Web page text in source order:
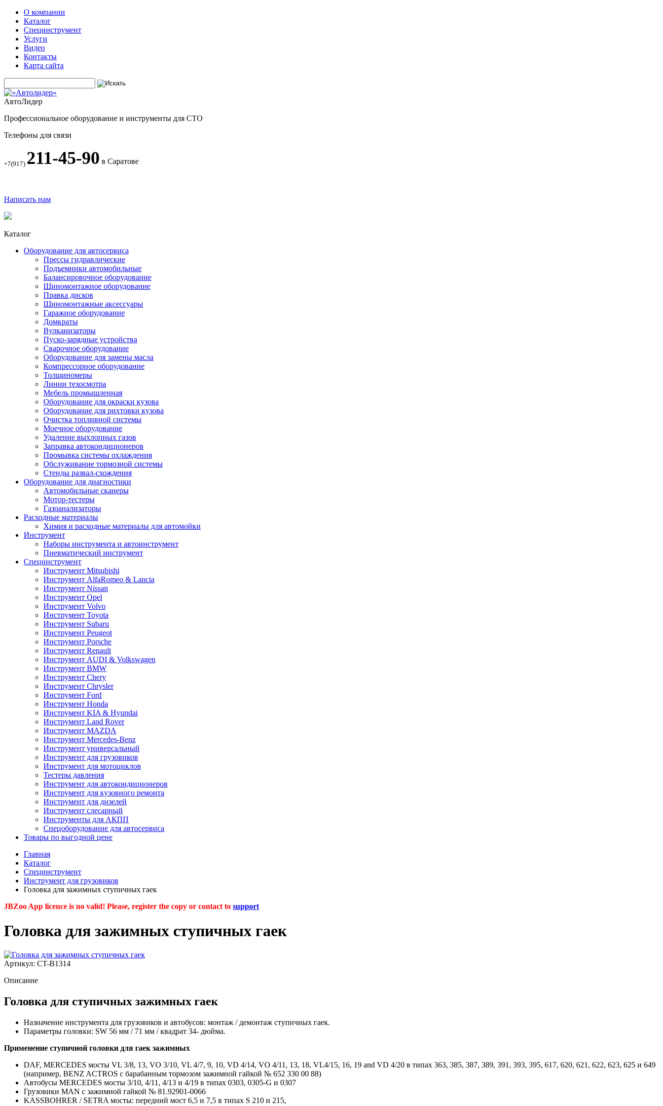
О компании
Каталог
Специнструмент
Услуги
Видео
Контакты
Карта сайта
АвтоЛидер
Профессиональное оборудование и инструменты для СТО
Телефоны для связи
+7(917) 211-45-90 в Саратове
Написать нам
Каталог
Оборудование для автосервиса
Прессы гидравлические
Подъемники автомобильные
Балансировочное оборудование
Шиномонтажное оборудование
Правка дисков
Шиномонтажные аксессуары
Гаражное оборудование
Домкраты
Вулканизаторы
Пуско-зарядные устройства
Сварочное оборудование
Оборудование для замены масла
Компрессорное оборудование
Толщиномеры
Линии техосмотра
Мебель промышленная
Оборудование для окраски кузова
Оборудование для рихтовки кузова
Очистка топливной системы
Моечное оборудование
Удаление выхлопных газов
Заправка автокондиционеров
Промывка системы охлаждения
Обслуживание тормозной системы
Стенды развал-схождения
Оборудование для диагностики
Автомобильные сканеры
Мотор-тестеры
Газоанализаторы
Расходные материалы
Химия и расходные материалы для автомойки
Инструмент
Наборы инструмента и автоинструмент
Пневматический инструмент
Специнструмент
Инструмент Mitsubishi
Инструмент AlfaRomeo & Lancia
Инструмент Nissan
Инструмент Opel
Инструмент Volvo
Инструмент Toyota
Инструмент Subaru
Инструмент Peugeot
Инструмент Porsche
Инструмент Renault
Инструмент AUDI & Volkswagen
Инструмент BMW
Инструмент Chery
Инструмент Chrysler
Инструмент Ford
Инструмент Honda
Инструмент KIA & Hyundai
Инструмент Land Rover
Инструмент MAZDA
Инструмент Mercedes-Benz
Инструмент универсальный
Инструмент для грузовиков
Инструмент для мотоциклов
Тестеры давления
Инструмент для автокондиционеров
Инструмент для кузовного ремонта
Инструмент для дизелей
Инструмент слесарный
Инструменты для АКПП
Спецоборудование для автосервиса
Товары по выгодной цене
Главная
Каталог
Специнструмент
Инструмент для грузовиков
Головка для зажимных ступичных гаек
JBZoo App licence is no valid! Please, register the copy or contact to support
Головка для зажимных ступичных гаек
Артикул: CT-B1314
Описание
Головка для ступичных зажимных гаек
Назначение инструмента для грузовиков и автобусов: монтаж / демонтаж ступичных гаек.
Параметры головки: SW 56 мм / 71 мм / квадрат 34- дюйма.
Применение ступичной головки для гаек зажимных
DAF, MERCEDES мосты VL 3/8, 13, VO 3/10, VL 4/7, 9, 10, VD 4/14, VO 4/11, 13, 18, VL4/15, 16, 19 and VD 4/20 в типах 363, 385, 387, 389, 391, 393, 395, 617, 620, 621, 622, 623, 625 и 649
(например, BENZ ACTROS с барабанным тормозом зажимной гайкой № 652 330 00 88)
Автобусы MERCEDES мосты 3/10, 4/11, 4/13 и 4/19 в типах 0303, 0305-G и 0307
Грузовики MAN с зажимной гайкой № 81.92901-0066
KASSBOHRER / SETRA мосты: передний мост 6,5 и 7,5 в типах S 210 и 215,